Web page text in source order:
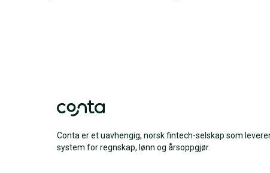
Conta er et uavhengig, norsk fintech-selskap som
system for regnskap, lønn og årsoppgjør.